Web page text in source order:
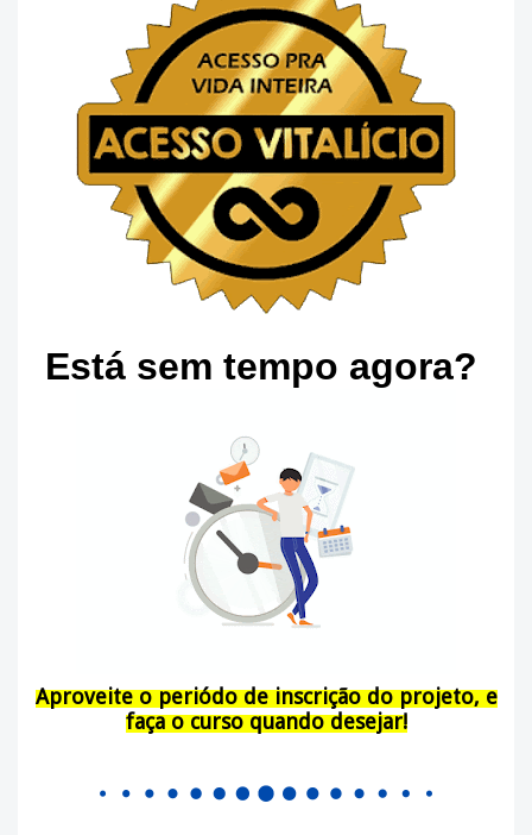
Está sem tempo agora?
Aproveite o periódo de inscrição do projeto, e
faça o curso quando desejar!